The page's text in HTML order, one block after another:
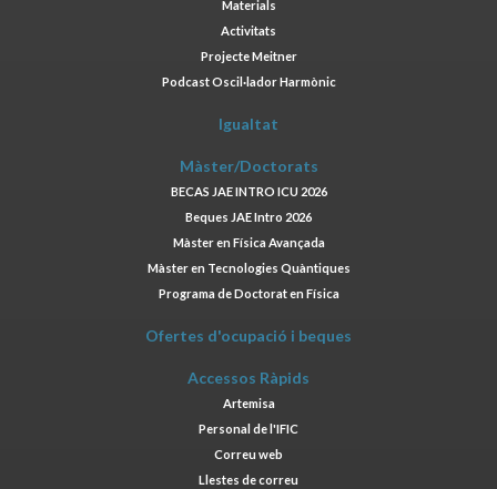
Materials
Activitats
Projecte Meitner
Podcast Oscil·lador Harmònic
Igualtat
Màster/Doctorats
BECAS JAE INTRO ICU 2026
Beques JAE Intro 2026
Màster en Física Avançada
Màster en Tecnologies Quàntiques
Programa de Doctorat en Física
Ofertes d'ocupació i beques
Accessos Ràpids
Artemisa
Personal de l'IFIC
Correu web
Llestes de correu